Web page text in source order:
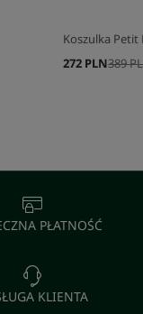
Koszulka
389
272 PLN
PŁATNOŚĆ
KLIENTA